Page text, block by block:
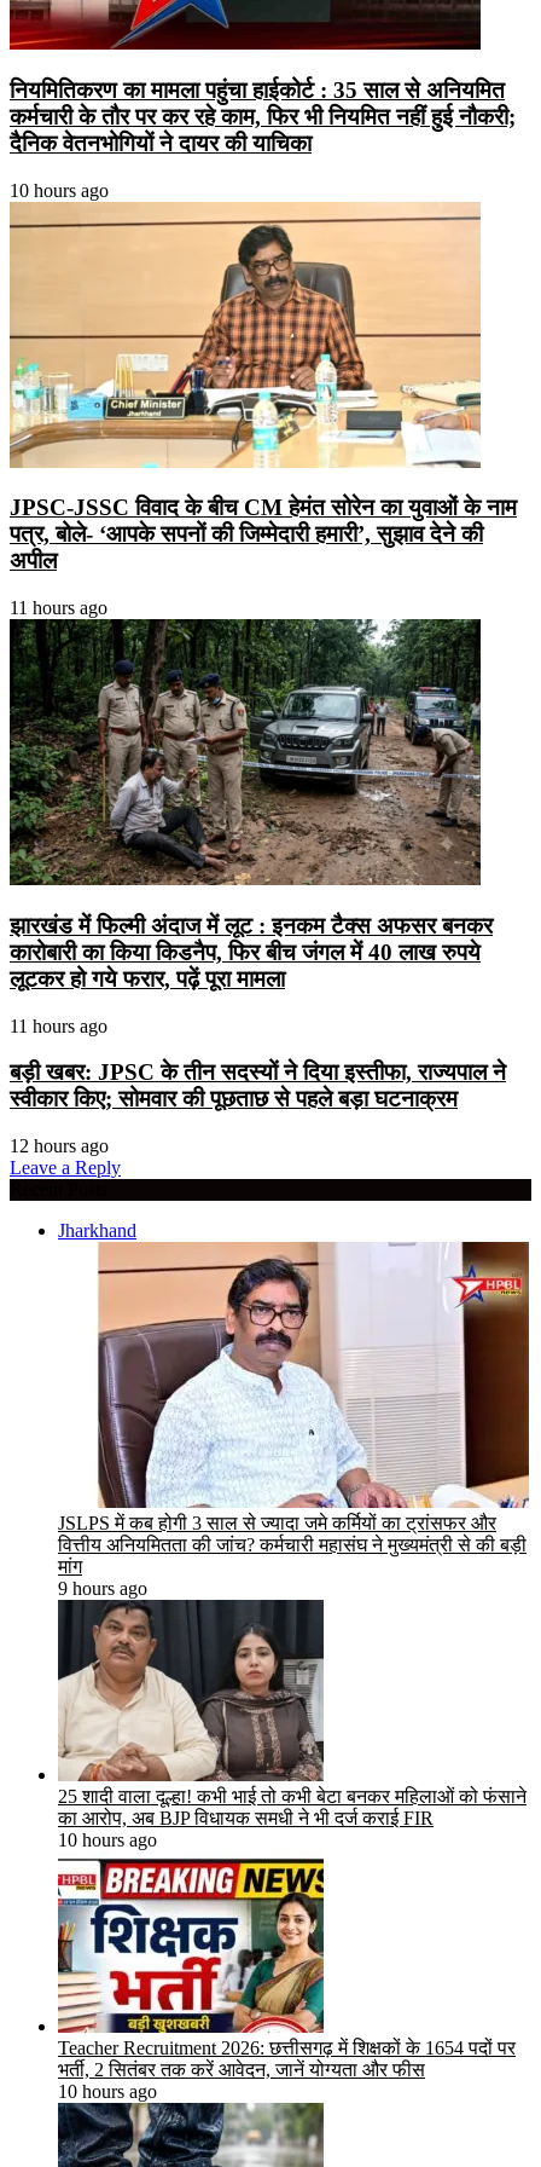
नियमितिकरण का मामला पहुंचा हाईकोर्ट : 35 साल से अनियमित
कर्मचारी के तौर पर कर रहे काम, फिर भी नियमित नहीं हुई नौकरी;
दैनिक वेतनभोगियों ने दायर की याचिका
10 hours ago
JPSC-JSSC विवाद के बीच CM हेमंत सोरेन का युवाओं के नाम
पत्र, बोले- ‘आपके सपनों की जिम्मेदारी हमारी’, सुझाव देने की
अपील
11 hours ago
झारखंड में फिल्मी अंदाज में लूट : इनकम टैक्स अफसर बनकर
कारोबारी का किया किडनैप, फिर बीच जंगल में 40 लाख रुपये
लूटकर हो गये फरार, पढ़ें पूरा मामला
11 hours ago
बड़ी खबर: JPSC के तीन सदस्यों ने दिया इस्तीफा, राज्यपाल ने
स्वीकार किए; सोमवार की पूछताछ से पहले बड़ा घटनाक्रम
12 hours ago
Leave a Reply
Jharkhand
JSLPS में कब होगी 3 साल से ज्यादा जमे कर्मियों का ट्रांसफर और
वित्तीय अनियमितता की जांच? कर्मचारी महासंघ ने मुख्यमंत्री से की बड़ी
मांग
9 hours ago
25 शादी वाला दूल्हा! कभी भाई तो कभी बेटा बनकर महिलाओं को फंसाने
का आरोप, अब BJP विधायक समधी ने भी दर्ज कराई FIR
10 hours ago
Teacher Recruitment 2026: छत्तीसगढ़ में शिक्षकों के 1654 पदों पर
भर्ती, 2 सितंबर तक करें आवेदन, जानें योग्यता और फीस
10 hours ago